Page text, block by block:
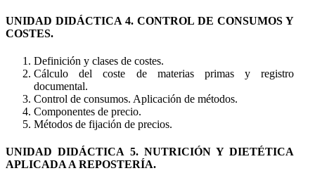
UNIDAD DIDÁCTICA 4. CONTROL DE CONSUMOS Y
COSTES.
Definición y clases de costes.
Cálculo del coste de materias primas y registro
documental.
Control de consumos. Aplicación de métodos.
Componentes de precio.
Métodos de fijación de precios.
UNIDAD DIDÁCTICA 5. NUTRICIÓN Y DIETÉTICA
APLICADA A REPOSTERÍA.